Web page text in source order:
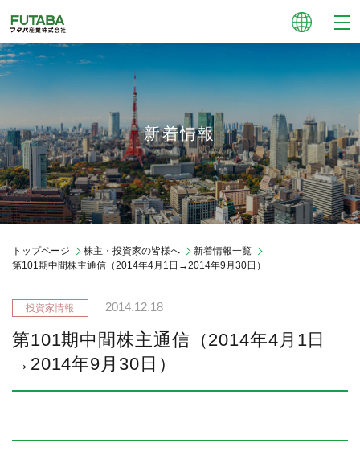
新着情報
トップページ 株主・投資家の皆様へ
新着情報一覧
第101期中間株主通信（2014年4月1日→2014年9月30日）
2014.12.18
第101期中間株主通信（2014年4月1日
→2014年9月30日）